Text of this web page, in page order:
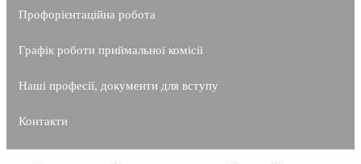
Профорієнтаційна робота
Графік роботи приймальної комісії
Наші професії, документи для вступу
Контакти